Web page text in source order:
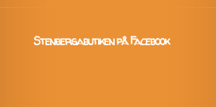
Stenbergabutiken på Facebook